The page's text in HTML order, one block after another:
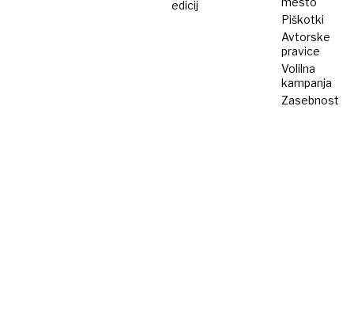
edicij
Piškotki
Avtorske
pravice
Volilna
kampanja
Zasebnost